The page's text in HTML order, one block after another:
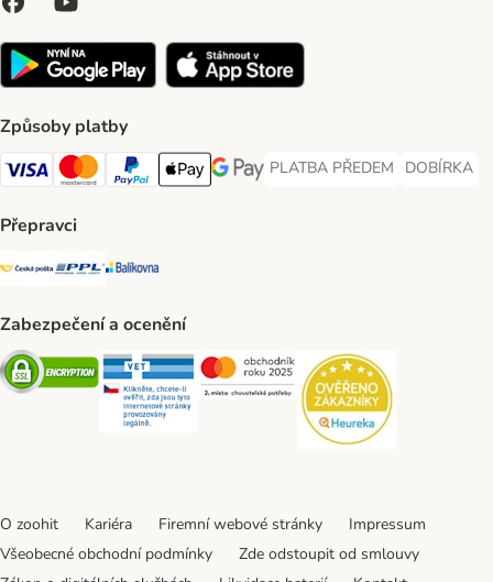
Způsoby platby
Visa Payment Method
Mastercard Payment Method
PayPal Payment Method
Apple pay Payment Method
GooglePay Payment Method
PLATBA PŘEDEM
PLATBA PŘEDEM Payment
DOBÍRKA
DOBÍRKA
Přepravci
Česká pošta Shipping Method
PPL Shipping Method
Balíkovna Shipping Method
Zabezpečení a ocenění
Security Security Security
O zoohit Kariéra Firemní webové stránky
Impressum
Všeobecné obchodní podmínky
Zde odstoupit od smlouvy